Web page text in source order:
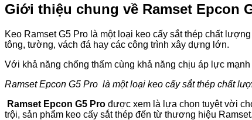
Giới thiệu chung về Ramset Epcon
Keo Ramset G5 Pro là một loại keo cấy sắt thép chất
tông, tường, vách đá hay các công trình xây dựng lớn.
Với khả năng chống thấm cùng khả năng chịu áp lực
Ramset Epcon G5 Pro là một loại keo cấy sắt thép chất
Ramset Epcon G5 Pro được xem là lựa chọn tuyệt vời
trội, sản phẩm keo cấy sắt thép đến từ thương hiệu